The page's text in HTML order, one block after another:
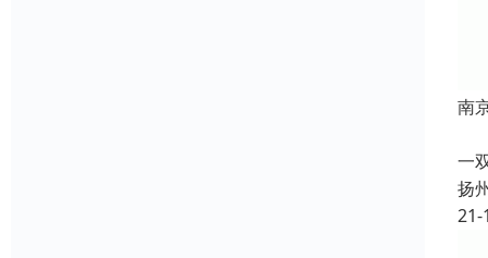
南
一
扬
21-